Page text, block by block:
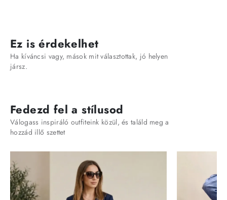
Ez is érdekelhet
Ha kíváncsi vagy, mások mit választottak, jó helyen
jársz.
Fedezd fel a stílusod
Válogass inspiráló outfiteink közül, és találd meg a
hozzád illő szettet